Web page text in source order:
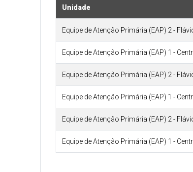
Unidade
Equipe de Atenção Primária (EAP) 2 -
Equipe de Atenção Primária (EAP) 1 -
Equipe de Atenção Primária (EAP) 2 -
Equipe de Atenção Primária (EAP) 1 -
Equipe de Atenção Primária (EAP) 2 -
Equipe de Atenção Primária (EAP) 1 -